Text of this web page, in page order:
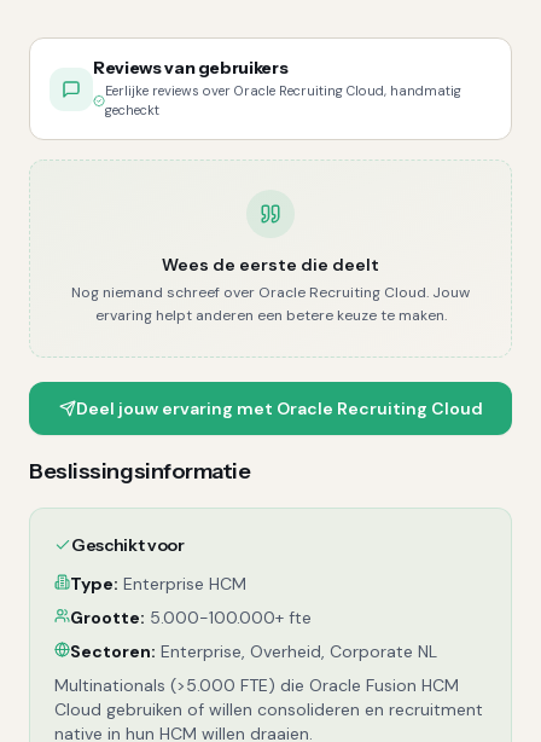
Reviews van gebruikers
Eerlijke reviews over Oracle Recruiting Cloud, handmatig
gecheckt
Wees de eerste die deelt
Nog niemand schreef over Oracle Recruiting Cloud. Jouw
ervaring helpt anderen een betere keuze te maken.
Deel jouw ervaring met Oracle Recruiting Cloud
Beslissingsinformatie
Geschikt voor
Type: Enterprise HCM
Grootte: 5.000-100.000+ fte
Sectoren: Enterprise, Overheid, Corporate NL
Multinationals (>5.000 FTE) die Oracle Fusion HCM
Cloud gebruiken of willen consolideren en recruitment
native in hun HCM willen draaien.